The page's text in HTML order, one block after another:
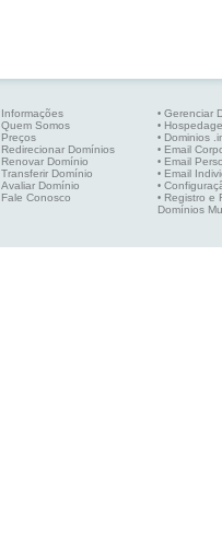
Informações
Quem Somos
Preços
Redirecionar Domínios
Renovar Domínio
Transferir Domínio
Avaliar Domínio
Fale Conosco
• Gerenciar
•
• Dominios
• Email
• Email
• Email
•
• Registro e
Domínios